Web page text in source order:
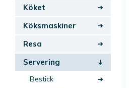
Köket
Köksmaskiner
Resa
Servering
Bestick